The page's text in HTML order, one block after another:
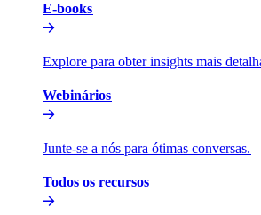
E-books​​
Explore para obter insights mais
Webinários​​
Junte-se a nós para ótimas conversas.​​
Todos os recursos​​